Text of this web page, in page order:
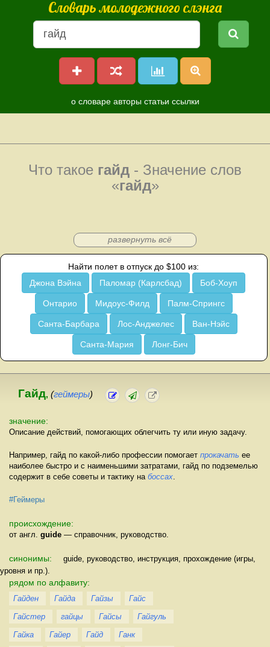
Словарь молодежного слэнга
о словаре авторы статьи ссылки
Что такое гайд - Значение слов
«гайд»
развернуть всё
Найти полет в отпуск до $100 из:
Джона Вэйна
Паломар (Карлсбад) Боб-Хоуп
Онтарио Мидоус-Филд Палм-Спрингс
Санта-Барбара Лос-Анджелес Ван-Нэйс
Санта-Мария Лонг-Бич
Гайд, (геймеры)
значение:
Описание действий, помогающих облегчить ту или иную задачу.
Например, гайд по какой-либо профессии помогает прокачать ее
наиболее быстро и с наименьшими затратами, гайд по подземелью
содержит в себе советы и тактику на боссах
#Геймеры
происхождение:
от англ. guide — справочник, руководство.
синонимы:
guide, руководство, инструкция, прохождение (игры,
уровня и пр.).
рядом по алфавиту:
Гайден Гайда Гайзы
Гайс
Гайстер
гайцы Гайсы
Гайгуль
Гайка
Гайер Гайд
Ганк